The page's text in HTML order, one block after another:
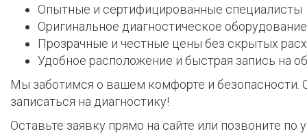
Опытные и сертифицированные специалисты
Оригинальное диагностическое оборудование
Прозрачные и честные цены без скрытых
Удобное расположение и быстрая запись на
Мы заботимся о вашем комфорте и безопасности.
записаться на диагностику!
Оставьте заявку прямо на сайте или позвоните по